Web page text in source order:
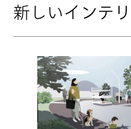
新しいインテ